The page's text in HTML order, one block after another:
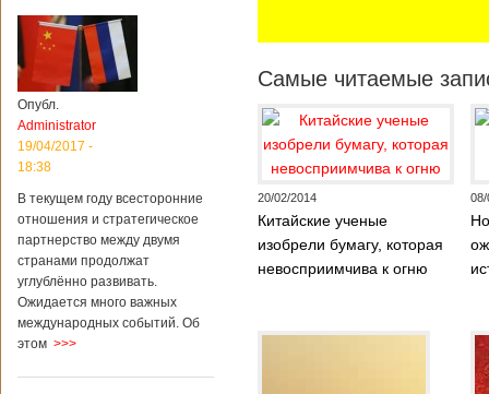
Опубл.
Administrator
19/04/2017 -
18:38
В текущем году всесторонние
отношения и стратегическое
партнерство между двумя
странами продолжат
углублённо развивать.
Ожидается много важных
международных событий. Об
этом >>>
Самые читаемые
20/02/2014
Китайские ученые
изобрели бумагу, которая
невосприимчива к огню
08/